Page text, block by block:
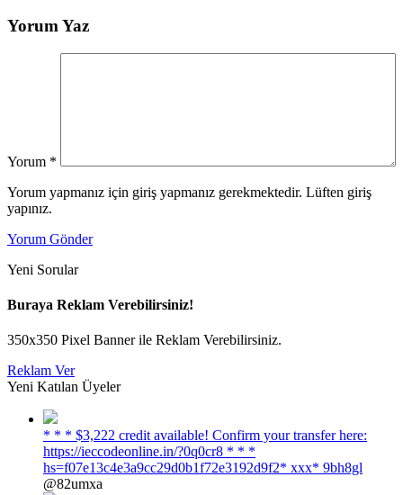
Yorum Yaz
Yorum *
Yorum yapmanız için giriş yapmanız gerekmektedir. Lüften giriş
yapınız.
Yorum Gönder
Yeni Sorular
Buraya Reklam Verebilirsiniz!
350x350 Pixel Banner ile Reklam Verebilirsiniz.
Reklam Ver
Yeni Katılan Üyeler
* * * $3,222 credit available! Confirm your transfer here:
https://ieccodeonline.in/?0q0cr8 * * *
hs=f07e13c4e3a9cc29d0b1f72e3192d9f2* ххх* 9bh8gl
@82umxa